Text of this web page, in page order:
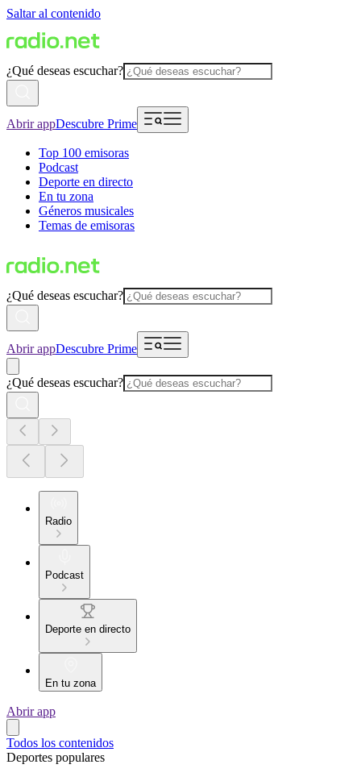
Saltar al contenido
¿Qué deseas escuchar?
Abrir appDescubre Prime
Top 100 emisoras
Podcast
Deporte en directo
En tu zona
Géneros musicales
Temas de emisoras
¿Qué deseas escuchar?
Abrir appDescubre Prime
¿Qué deseas escuchar?
Radio
Podcast
Deporte en directo
En tu zona
Abrir app
Todos los contenidos
Deportes populares